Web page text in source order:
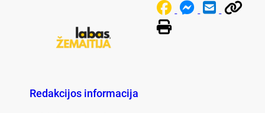
Redakcijos informacija